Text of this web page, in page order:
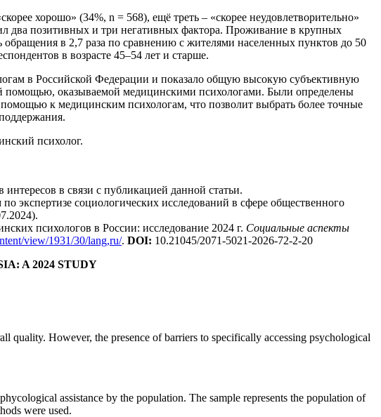
хорошо» (34%, n = 568), ещё треть – «скорее неудовлетворительно»
два позитивных и три негативных фактора. Проживание в крупных
в 2,7 раза по сравнению с жителями населенных пунктов до 50
в возрасте 45–54 лет и старше.
в Российской Федерации и показало общую высокую субъективную
помощью, оказываемой медицинскими психологами. Были определены
к медицинским психологам, что позволит выбрать более точные
психолог.
в связи с публикацией данной статьи.
экспертизе социологических исследований в сфере общественного
психологов в России: исследование 2024 г. Социальные аспекты
view/1931/30/lang,ru/. DOI: 10.21045/2071-5021-2026-72-2-20
A 2024 STUDY
quality. However, the presence of barriers to specifically accessing psychological
assistance by the population. The sample represents the population of
were used.